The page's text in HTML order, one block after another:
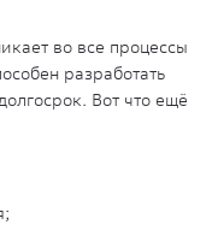
во все процессы
разработать
Вот что ещё